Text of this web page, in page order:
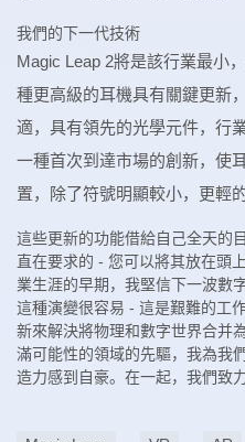
我們的下一代技術
Magic Leap 2將是該行業最小
種更高級的耳機具有關鍵更新
適，具有領先的光學元件，行
一種首次到達市場的創新，使
置，除了符號明顯較小，更輕的
這些更新的功能借給自己全天的
直在要求的 - 您可以將其放在頭
業生涯的早期，我堅信下一波數
這種演變很容易 - 這是艱難的工
新來解決將物理和數字世界合并
滿可能性的領域的先驅，我為我
造力感到自豪。在一起，我們致